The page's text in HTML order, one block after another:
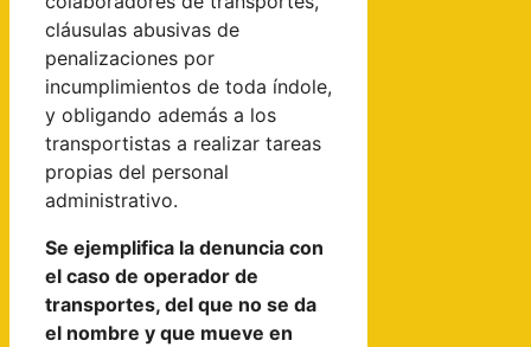
cláusulas abusivas de
penalizaciones por
incumplimientos de toda índole,
y obligando además a los
transportistas a realizar tareas
propias del personal
administrativo.
Se ejemplifica la denuncia con
el caso de operador de
transportes, del que no se da
el nombre y que mueve en